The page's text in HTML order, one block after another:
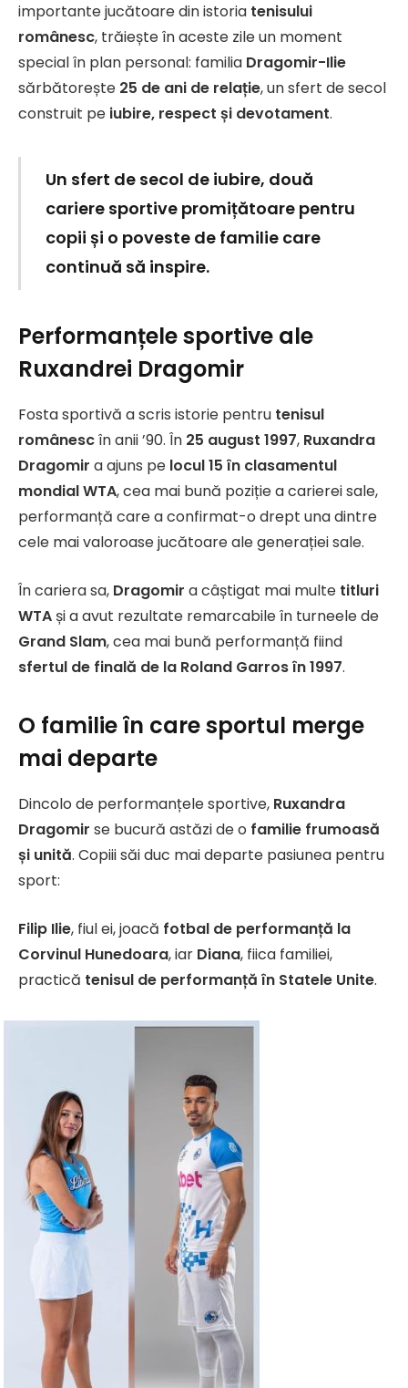
importante jucătoare din istoria tenisului
românesc, trăiește în aceste zile un moment
special în plan personal: familia Dragomir-Ilie
sărbătorește 25 de ani de relație, un sfert de secol
construit pe iubire, respect și devotament.
Un sfert de secol de iubire, două
cariere sportive promițătoare pentru
copii și o poveste de familie care
continuă să inspire.
Performanțele sportive ale
Ruxandrei Dragomir
Fosta sportivă a scris istorie pentru tenisul
românescîn anii ’90. În 25 august 1997, Ruxandra
Dragomir a ajuns pe locul 15 în clasamentul
mondial WTA, cea mai bună poziție a carierei sale,
performanță care a confirmat-o drept una dintre
cele mai valoroase jucătoare ale generației sale.
În cariera sa, Dragomir a câștigat mai multe titluri
WTA și a avut rezultate remarcabile în turneele de
Grand Slam, cea mai bună performanță fiind
sfertul de finală de la Roland Garros în 1997.
O familie în care sportul merge
mai departe
Dincolo de performanțele sportive, Ruxandra
Dragomir se bucură astăzi de o familie frumoasă
și unită. Copiii săi duc mai departe pasiunea pentru
sport:
Filip Ilie, fiul ei, joacă fotbal de performanță la
Corvinul Hunedoara, iar Diana, fiica familiei,
practică tenisul de performanță în Statele Unite.